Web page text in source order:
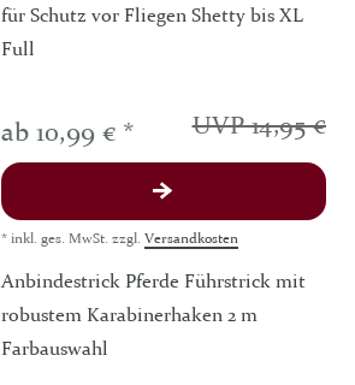
für Schutz vor Fliegen Shetty bis XL
Full
UVP 14,95 €
ab 10,99 € *
* inkl. ges. MwSt. zzgl. Versandkosten
Anbindestrick Pferde Führstrick mit
robustem Karabinerhaken 2 m
Farbauswahl